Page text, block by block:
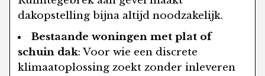
dakopstelling bijna altijd noodzakelijk.
Bestaande woningen met plat of
schuin dak: Voor wie een discrete
klimaatoplossing zoekt zonder inleveren